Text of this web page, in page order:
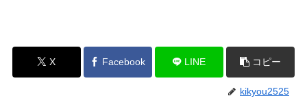
X Facebook LINE コピー
kikyou2525